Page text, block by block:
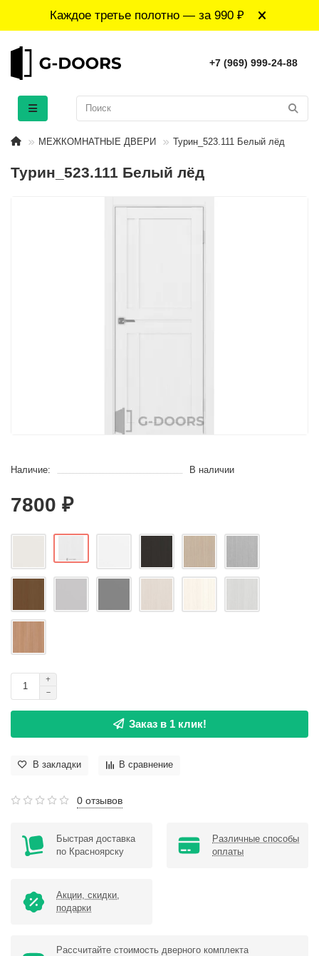
Каждое третье полотно — за 990 ₽
+7 (969) 999-24-88
МЕЖКОМНАТНЫЕ ДВЕРИ Турин_523.111 Белый лёд
Турин_523.111 Белый лёд
Наличие: В наличии
7800 ₽
Заказ в 1 клик!
В закладки В сравнение
0 отзывов
Быстрая доставка
по Красноярску
Различные способы
оплаты
Акции, скидки,
подарки
Рассчитайте стоимость дверного комплекта